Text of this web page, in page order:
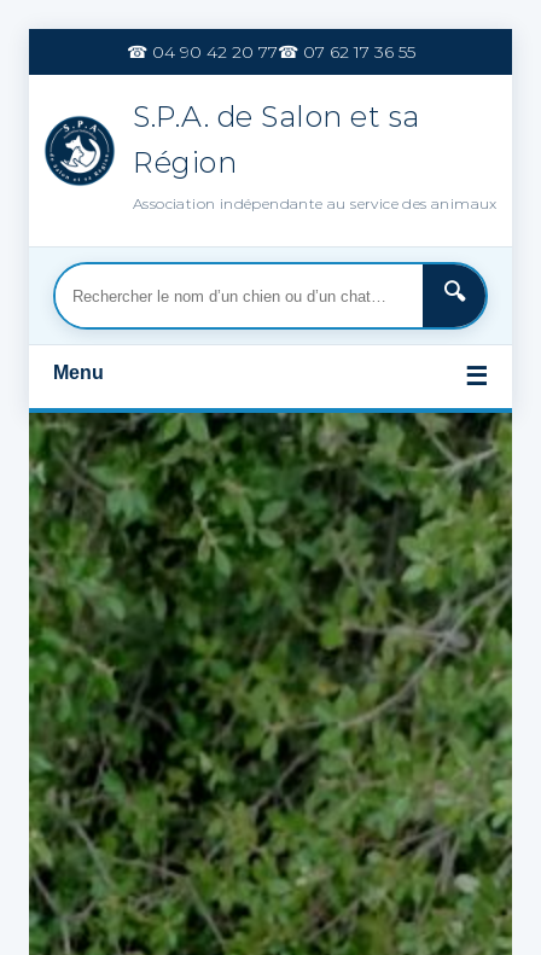
contenu
☎ 04 90 42 20 77☎ 07 62 17 36 55
S.P.A. de Salon et sa
Région
Association indépendante au service des animaux
Menu ☰